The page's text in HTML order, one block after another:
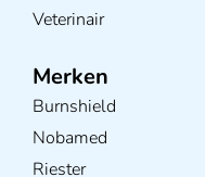
Veterinair
Merken
Burnshield
Nobamed
Riester